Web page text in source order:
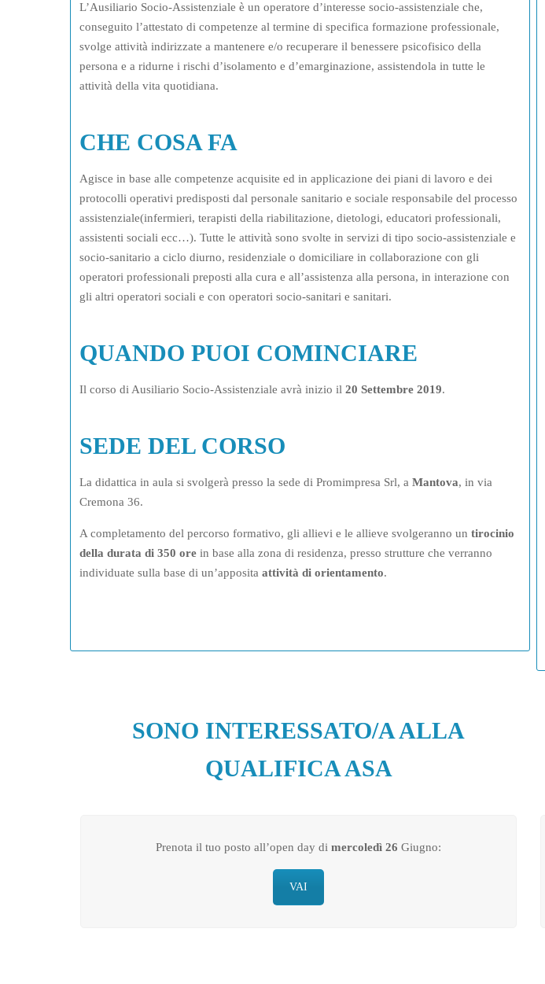
L’Ausiliario Socio-Assistenziale è un operatore d’interesse socio-assistenziale che,
conseguito l’attestato di competenze al termine di specifica formazione professionale,
svolge attività indirizzate a mantenere e/o recuperare il benessere psicofisico della
persona e a ridurne i rischi d’isolamento e d’emarginazione, assistendola in tutte le
attività della vita quotidiana.
CHE COSA FA
Agisce in base alle competenze acquisite ed in applicazione dei piani di lavoro e dei
protocolli operativi predisposti dal personale sanitario e sociale responsabile del processo
assistenziale(infermieri, terapisti della riabilitazione, dietologi, educatori professionali,
assistenti sociali ecc…). Tutte le attività sono svolte in servizi di tipo socio-assistenziale e
socio-sanitario a ciclo diurno, residenziale o domiciliare in collaborazione con gli
operatori professionali preposti alla cura e all’assistenza alla persona, in interazione con
gli altri operatori sociali e con operatori socio-sanitari e sanitari.
QUANDO PUOI COMINCIARE
Il corso di Ausiliario Socio-Assistenziale avrà inizio il 20 Settembre 2019.
SEDE DEL CORSO
La didattica in aula si svolgerà presso la sede di Promimpresa Srl, a Mantova, in via
Cremona 36.
A completamento del percorso formativo, gli allievi e le allieve svolgeranno un tirocinio
della durata di 350 ore in base alla zona di residenza, presso strutture che verranno
individuate sulla base di un’apposita attività di orientamento.
SONO INTERESSATO/A ALLA
QUALIFICA ASA
Prenota il tuo posto all’open day di mercoledì 26 Giugno:
VAI